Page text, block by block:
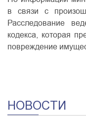
в связи с
Расследование
кодекса, которая
повреждение
НОВОСТИ